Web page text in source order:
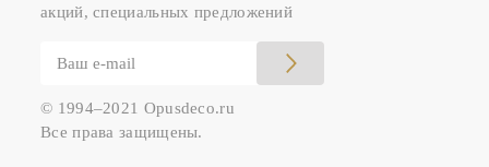
акций, специальных предложений
© 1994–2021 Opusdeco.ru
Все права защищены.